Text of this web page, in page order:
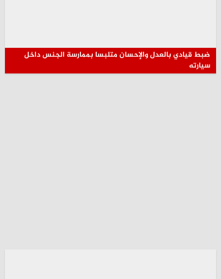
ضبط قيادي بالعدل والإحسان متلبسا بممارسة الجنس داخل
سيارته